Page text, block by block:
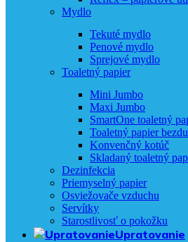
Mydlo
Tekuté mydlo
Penové mydlo
Sprejové mydlo
Toaletný papier
Mini Jumbo
Maxi Jumbo
SmartOne toaletný
Toaletný papier
Konvenčný kotúč
Skladaný toaletný
Dezinfekcia
Priemyselný papier
Osviežovače vzduchu
Servítky
Starostlivosť o pokožku
Upratovanie